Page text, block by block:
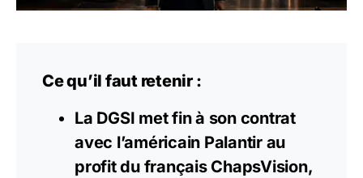
Ce qu’il faut retenir :
La DGSI met fin à son contrat
avec l’américain Palantir au
profit du français ChapsVision,